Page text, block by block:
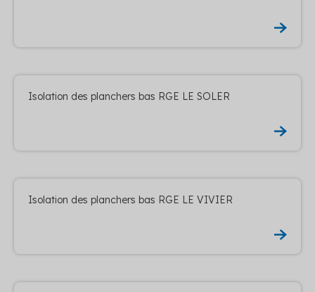
Isolation des planchers bas RGE LE SOLER
Isolation des planchers bas RGE LE VIVIER